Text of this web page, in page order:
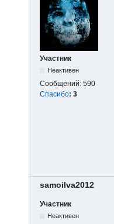
Участник
Неактивен
Сообщений: 590
Спасибо: 3
samoilva2012
Участник
Неактивен